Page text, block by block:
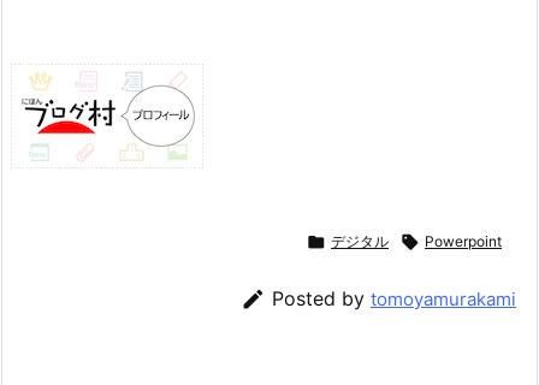
 デジタル  Powerpoint
 Posted by tomoyamurakami